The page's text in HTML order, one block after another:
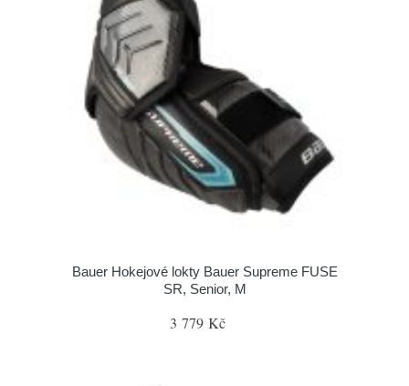
Bauer Hokejové lokty Bauer Supreme FUSE
SR, Senior, M
3 779 Kč